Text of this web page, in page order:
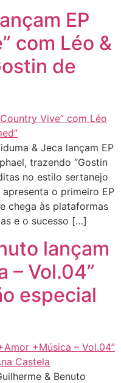
EP
com Léo &
de
& Jeca lançam EP
trazendo “Gostin
no estilo sertanejo
o primeiro EP
chega às plataformas
e o sucesso […]
lançam
– Vol.04”
especial
& Benuto